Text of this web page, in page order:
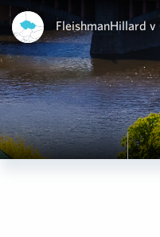
FleishmanHillard v